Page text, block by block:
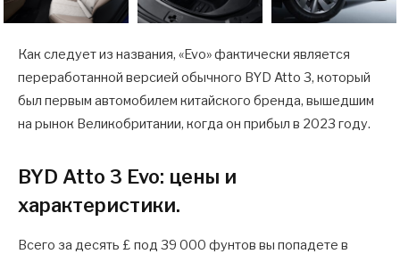
Как следует из названия, «Evo» фактически является
переработанной версией обычного BYD Atto 3, который
был первым автомобилем китайского бренда, вышедшим
на рынок Великобритании, когда он прибыл в 2023 году.
BYD Atto 3 Evo: цены и
характеристики.
Всего за десять £ под 39 000 фунтов вы попадете в